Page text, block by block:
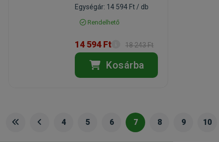
Egységár: 14 594 Ft / db
Rendelhető
14 594 Ft 18 243 Ft
Kosárba
4 5 6 7 8 9 10